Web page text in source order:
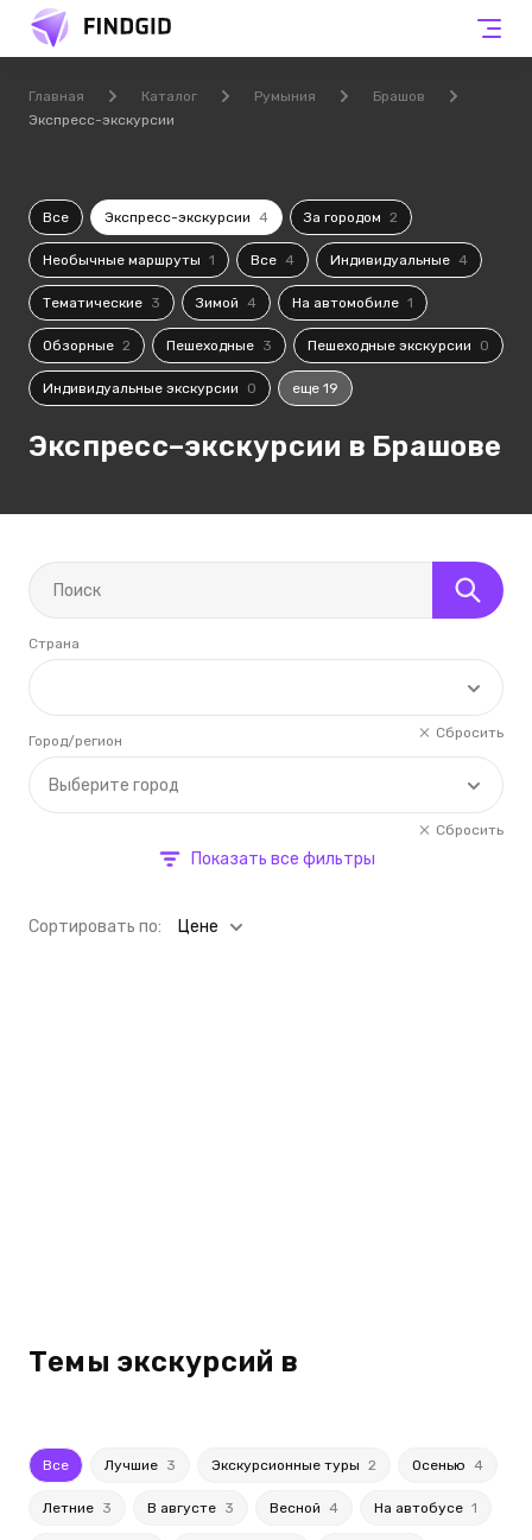
Главная Каталог Румыния
Брашов
Экспресс-экскурсии
Все Экспресс-экскурсии 4 За городом 2
Необычные маршруты 1 Все 4 Индивидуальные 4
Тематические 3 Зимой 4 На автомобиле 1
Обзорные 2 Пешеходные 3 Пешеходные экскурсии 0
Индивидуальные экскурсии 0 еще 19
Экспресс–экскурсии в Брашове
Страна
Сбросить
Выберите город
Город/регион
Сбросить
Показать все фильтры
Cортировать по: Цене
Темы экскурсий в
Все Лучшие 3 Экскурсионные туры 2 Осенью 4
Летние 3 В августе 3 Весной 4 На автобусе 1